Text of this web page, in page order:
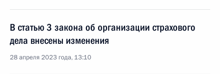
В статью 3 закона об организации страхового
дела внесены изменения
28 апреля 2023 года, 13:10